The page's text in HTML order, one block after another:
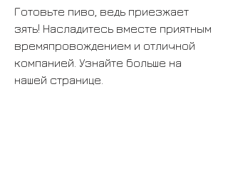
Готовьте пиво, ведь приезжает
зять! Насладитесь вместе приятным
времяпровождением и отличной
компанией. Узнайте больше на
нашей странице.